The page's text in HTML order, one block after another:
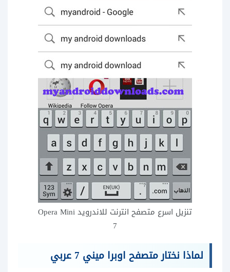
تنزيل اسرع متصفح انترنت للاندرويد Opera Mini
7
لماذا نختار متصفح اوبرا ميني 7 عربي